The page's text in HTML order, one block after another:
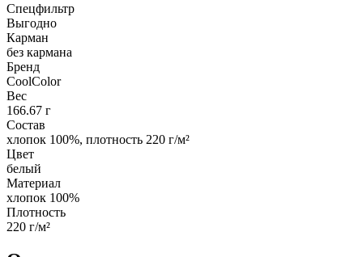
Спецфильтр
Выгодно
Карман
без кармана
Бренд
CoolColor
Вес
166.67 г
Состав
хлопок 100%, плотность 220 г/м²
Цвет
белый
Материал
хлопок 100%
Плотность
220 г/м²